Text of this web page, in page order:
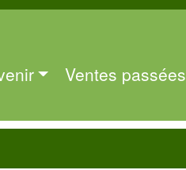
Ventes passées